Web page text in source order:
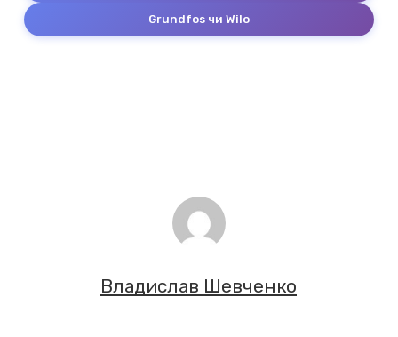
Grundfos чи Wilo
Владислав Шевченко